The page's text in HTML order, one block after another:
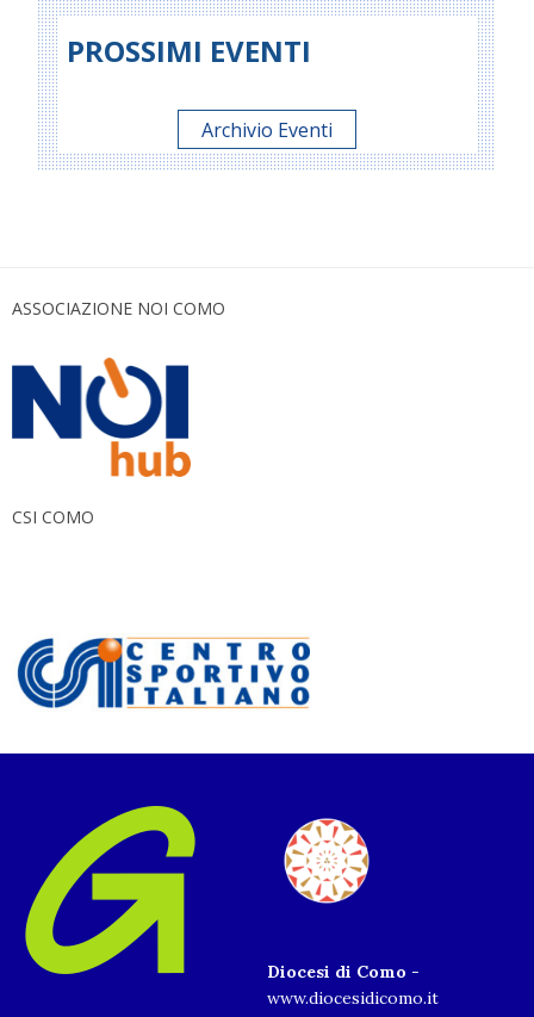
PROSSIMI EVENTI
Archivio Eventi
ASSOCIAZIONE NOI COMO
CSI COMO
Diocesi di Como -
www.diocesidicomo.it